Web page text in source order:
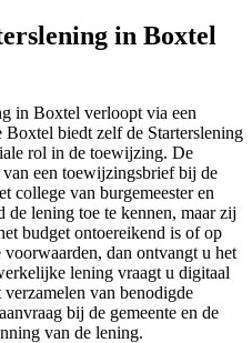
in Boxtel
in Boxtel verloopt via een
Boxtel biedt zelf de Starterslening
rol in de toewijzing. De
van een toewijzingsbrief bij de
college van burgemeester en
lening toe te kennen, maar zij
budget ontoereikend is of op
dan ontvangt u het
lening vraagt u digitaal
van benodigde
bij de gemeente en de
van de lening.